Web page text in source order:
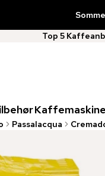
Top 5
Passalacqua